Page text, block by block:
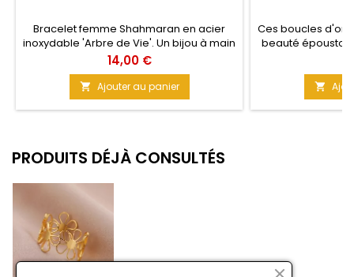
Bracelet femme Shahmaran en acier
inoxydable 'Arbre de Vie'. Un bijou à main
élégant, significatif et mystérieux pour
sublimer votre main au quotidien.
Matière : Acier inoxydable Taille : 21 cm
Prix
14,00 €
 Ajouter au panier
Ces boucles
beauté
scintillerez.
Matière :
nuances dorées

PRODUITS DÉJÀ CONSULTÉS